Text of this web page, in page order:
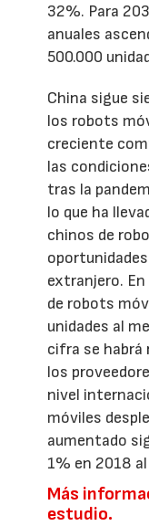
32%. Para
anuales
500.000
China sigue
los robots
creciente
las
tras la
lo que ha
chinos de
extranjero.
de robots
unidades al
cifra se habrá
los
nivel
móviles
aumentado
1% en 2018
Más
estudio.